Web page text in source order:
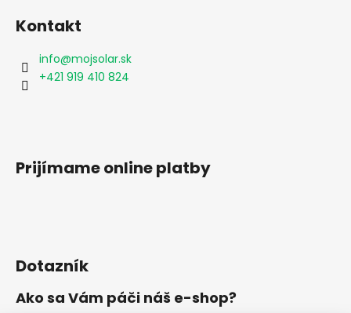
Kontakt
info@mojsolar.sk
+421 919 410 824
Prijímame online platby
Dotazník
Ako sa Vám páči náš e-shop?